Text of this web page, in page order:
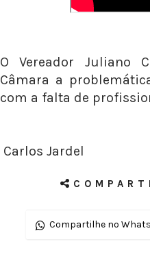
O Vereador Juliano
Câmara a
com a falta de
Carlos Jardel
Compartilhe no